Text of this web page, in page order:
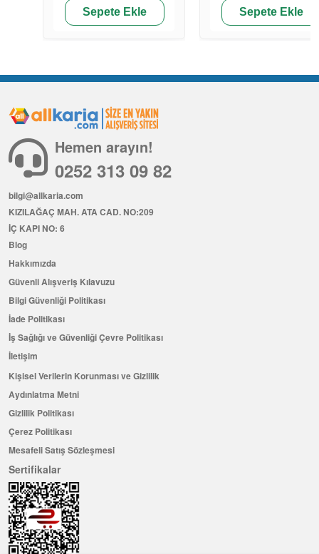
Sepete Ekle Sepete Ekle
Hemen arayın!
0252 313 09 82
bilgi@allkaria.com
KIZILAĞAÇ MAH. ATA CAD. NO:209
İÇ KAPI NO: 6
Blog
Hakkımızda
Güvenli Alışveriş Kılavuzu
Bilgi Güvenliği Politikası
İade Politikası
İş Sağlığı ve Güvenliği Çevre Politikası
İletişim
Kişisel Verilerin Korunması ve Gizlilik
Aydınlatma Metni
Gizlilik Politikası
Çerez Politikası
Mesafeli Satış Sözleşmesi
Sertifikalar